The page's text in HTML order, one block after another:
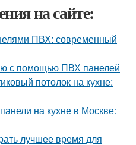
на сайте:
ПВХ: современный
с помощью ПВХ панелей
потолок на кухне:
на кухне в Москве:
лучшее время для